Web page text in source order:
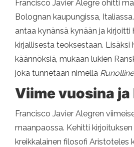
Francisco Javier Alegre ohitti
Bolognan kaupungissa,
antaa kynänsä kynään ja kirjoitti
kirjallisesta teoksestaan. Lisäksi
käännöksiä, mukaan lukien
joka tunnetaan nimellä
Viime vuosina ja
Francisco Javier Alegren
maanpaossa. Kehitti kirjoituksen
kreikkalainen filosofi Aristoteles